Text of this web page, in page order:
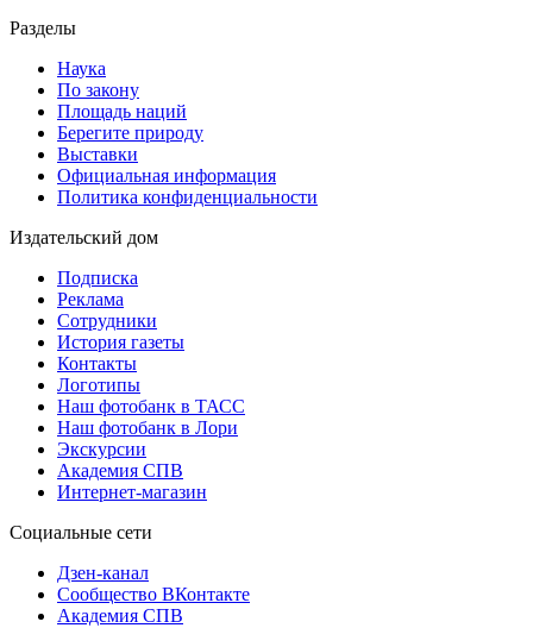
Разделы
Наука
По закону
Площадь наций
Берегите природу
Выставки
Официальная информация
Политика конфиденциальности
Издательский дом
Подписка
Реклама
Сотрудники
История газеты
Контакты
Логотипы
Наш фотобанк в ТАСС
Наш фотобанк в Лори
Экскурсии
Академия СПВ
Интернет-магазин
Социальные сети
Дзен-канал
Сообщество ВКонтакте
Академия СПВ